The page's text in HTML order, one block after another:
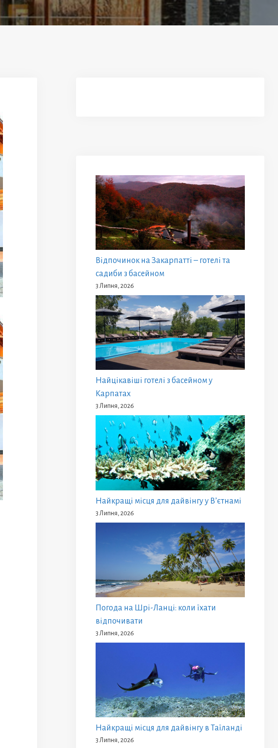
Відпочинок на Закарпатті – готелі та
садиби з басейном
3 Липня, 2026
Найцікавіші готелі з басейном у
Карпатах
3 Липня, 2026
Найкращі місця для дайвінгу у В’єтнамі
3 Липня, 2026
Погода на Шрі-Ланці: коли їхати
відпочивати
3 Липня, 2026
Найкращі місця для дайвінгу в Таїланді
3 Липня, 2026